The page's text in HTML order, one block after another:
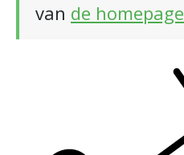
van de homepage